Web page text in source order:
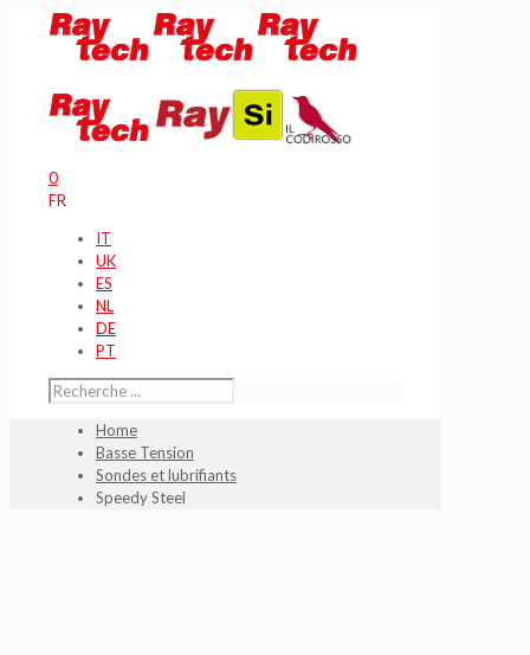
0
FR
IT
UK
ES
NL
DE
PT
Home
Basse Tension
Sondes et lubrifiants
Speedy Steel